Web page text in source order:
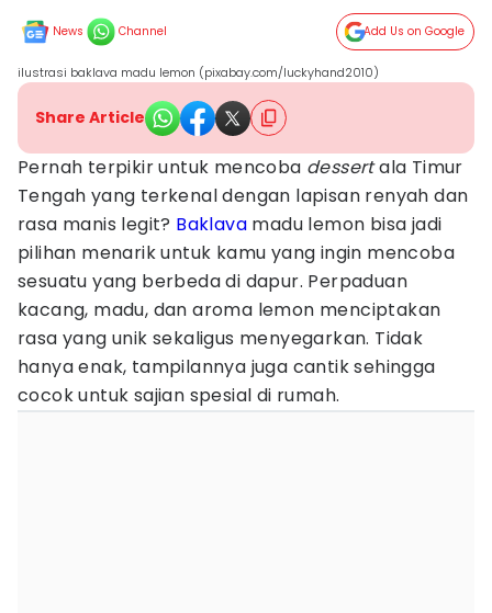
News Channel Add Us on Google
ilustrasi baklava madu lemon (pixabay.com/luckyhand2010)
Share Article
Pernah terpikir untuk mencoba dessertala Timur
Tengah yang terkenal dengan lapisan renyah dan
rasa manis legit? Baklava madu lemon bisa jadi
pilihan menarik untuk kamu yang ingin mencoba
sesuatu yang berbeda di dapur. Perpaduan
kacang, madu, dan aroma lemon menciptakan
rasa yang unik sekaligus menyegarkan. Tidak
hanya enak, tampilannya juga cantik sehingga
cocok untuk sajian spesial di rumah.